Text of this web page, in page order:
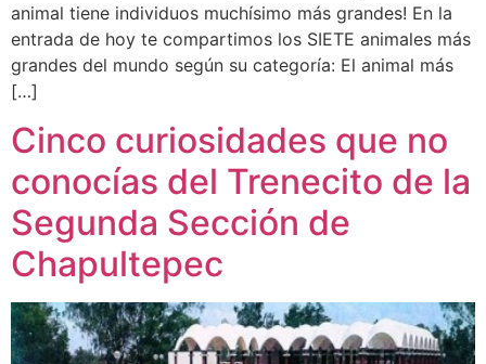
animal tiene individuos muchísimo más grandes! En la
entrada de hoy te compartimos los SIETE animales más
grandes del mundo según su categoría: El animal más
[…]
Cinco curiosidades que no
conocías del Trenecito de la
Segunda Sección de
Chapultepec